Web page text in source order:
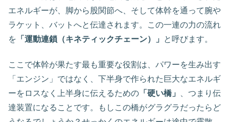
エネルギーが、脚から股関節へ、そして体幹を通って腕や
ラケット、バットへと伝達されます。この一連の力の流れ
を 「運動連鎖（キネティックチェーン）」 と呼びます。
ここで体幹が果たす最も重要な役割は、パワーを生み出す
「エンジン」ではなく、下半身で作られた巨大なエネルギ
ーをロスなく上半身に伝えるための 「硬い橋」
、つまり伝
達装置になることです。もしこの橋がグラグラだったらど